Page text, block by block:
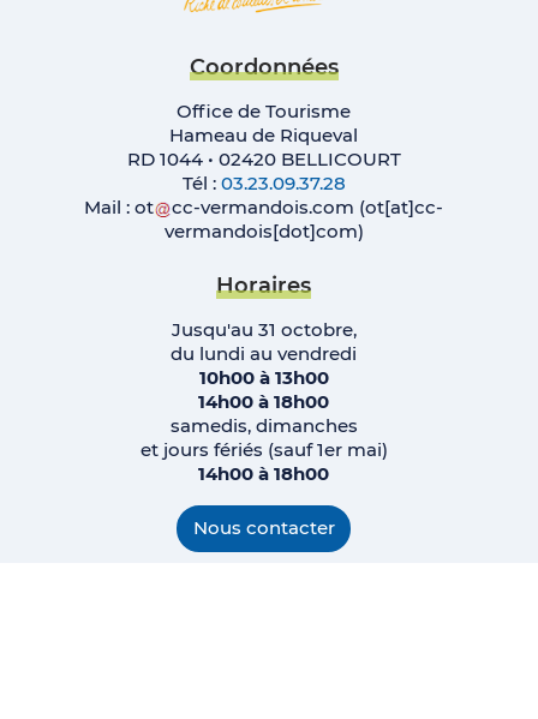
Coordonnées
Office de Tourisme
Hameau de Riqueval
RD 1044 • 02420 BELLICOURT
Tél : 03.23.09.37.28
Mail :ot cc-vermandois.com (ot[at]cc-
vermandois[dot]com)
Horaires
Jusqu'au 31 octobre,
du lundi au vendredi
10h00 à 13h00
14h00 à 18h00
samedis, dimanches
et jours fériés (sauf 1er mai)
14h00 à 18h00
Nous contacter